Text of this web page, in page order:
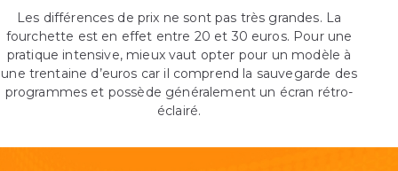
Les différences de prix ne sont pas très grandes. La
fourchette est en effet entre 20 et 30 euros. Pour une
pratique intensive, mieux vaut opter pour un modèle à
une trentaine d’euros car il comprend la sauvegarde des
programmes et possède généralement un écran rétro-
éclairé.